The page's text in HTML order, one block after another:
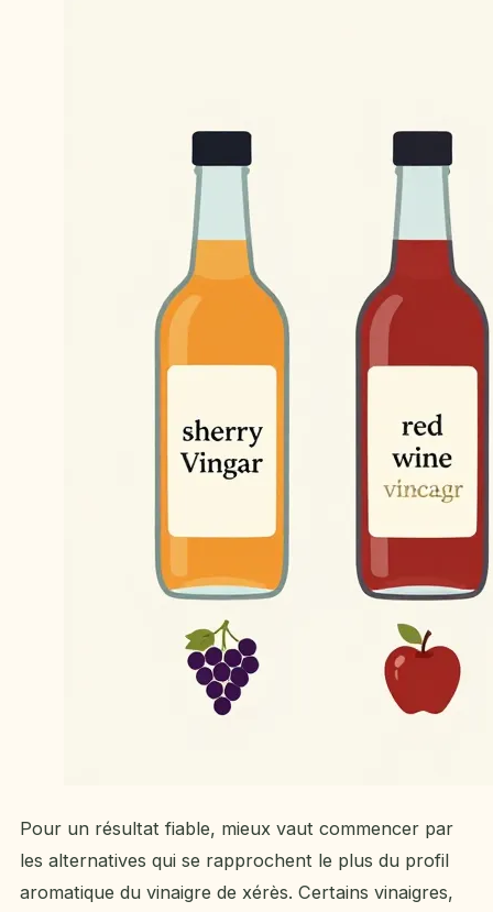
Pour un résultat fiable, mieux vaut commencer par
les alternatives qui se rapprochent le plus du profil
aromatique du vinaigre de xérès. Certains vinaigres,